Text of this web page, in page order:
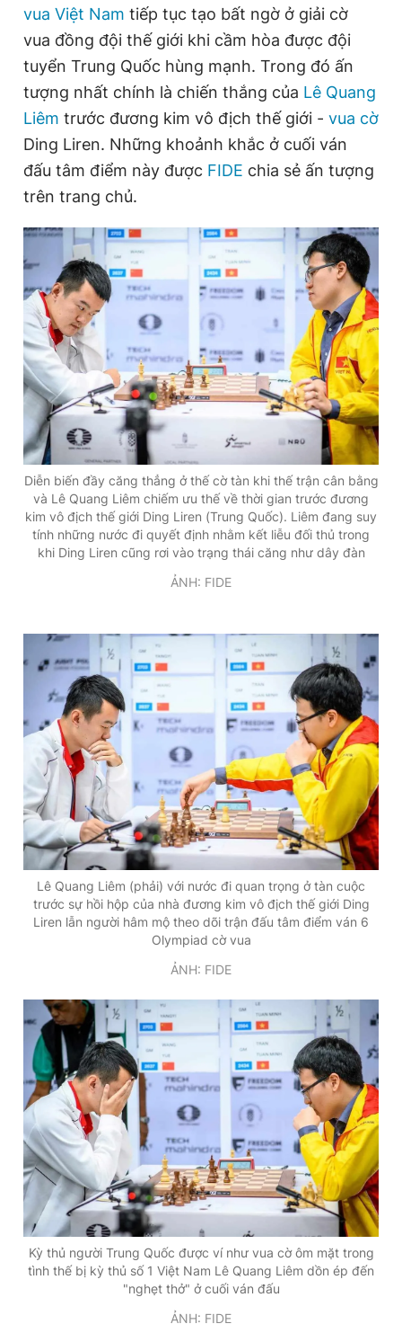
Thông tin tòa soạn Liên hệ quảng cáo
Đọc Thanh Niên trên điện thoại
Theo dõi báo trên
Hotline
0906 645 777
Liên hệ quảng cáo
0908 780 404
Đặt báo Quảng cáo RSS Tòa soạn Chính sách bảo
Tổng biên tập: Nguyễn Ngọc Toàn
Phó tổng biên tập thường trực: Hải Thành
Phó tổng biên tập: Lâm Hiếu Dũng
Phó tổng biên tập: Trần Việt Hưng
Tổng thư ký tòa soạn: Đức Trung
Giấy phép xuất bản số 110/GP - BTTTT cấp ngày 24.3.2020
© 2003-2026 Bản quyền thuộc về Báo Thanh Niên. Cấm sao
bản. Phát triển bởi ePi Technologies, JSC.
vua Việt Nam tiếp tục tạo bất ngờ ở giải cờ
vua đồng đội thế giới khi cầm hòa được đội
tuyển Trung Quốc hùng mạnh. Trong đó ấn
tượng nhất chính là chiến thắng của Lê Quang
Liêm trước đương kim vô địch thế giới - vua cờ
Ding Liren. Những khoảnh khắc ở cuối ván
đấu tâm điểm này được FIDE chia sẻ ấn tượng
trên trang chủ.
Diễn biến đầy căng thẳng ở thế cờ tàn khi thế trận cân bằng
và Lê Quang Liêm chiếm ưu thế về thời gian trước đương
kim vô địch thế giới Ding Liren (Trung Quốc). Liêm đang suy
tính những nước đi quyết định nhằm kết liễu đối thủ trong
khi Ding Liren cũng rơi vào trạng thái căng như dây đàn
ẢNH: FIDE
Lê Quang Liêm (phải) với nước đi quan trọng ở tàn cuộc
trước sự hồi hộp của nhà đương kim vô địch thế giới Ding
Liren lẫn người hâm mộ theo dõi trận đấu tâm điểm ván 6
Olympiad cờ vua
ẢNH: FIDE
Kỳ thủ người Trung Quốc được ví như vua cờ ôm mặt trong
tình thế bị kỳ thủ số 1 Việt Nam Lê Quang Liêm dồn ép đến
"nghẹt thở" ở cuối ván đấu
ẢNH: FIDE